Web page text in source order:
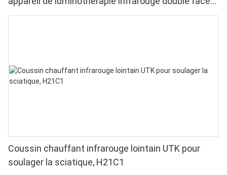
pour soulager les douleurs aux doigts et aux
Coussin chauffant infrarouge lointain UTK pour
soulager la sciatique, H21C1